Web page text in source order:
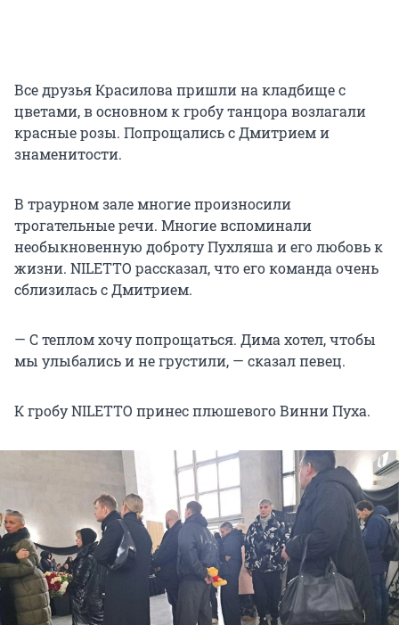
Все друзья Красилова пришли на кладбище с
цветами, в основном к гробу танцора возлагали
красные розы. Попрощались с Дмитрием и
знаменитости.
В траурном зале многие произносили
трогательные речи. Многие вспоминали
необыкновенную доброту Пухляша и его любовь к
жизни. NILETTO рассказал, что его команда очень
сблизилась с Дмитрием.
— С теплом хочу попрощаться. Дима хотел, чтобы
мы улыбались и не грустили, — сказал певец.
К гробу NILETTO принес плюшевого Винни Пуха.